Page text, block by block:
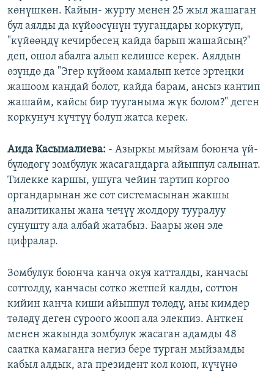
көнүшкөн. Кайын- журту менен 25 жыл жашаган
бул аялды да күйөөсүнүн туугандары коркутуп,
"күйөөңдү кечирбесең кайда барып жашайсың?"
деп, ошол абалга алып келишсе керек. Аялдын
өзүндө да "Эгер күйөөм камалып кетсе эртеңки
жашоом кандай болот, кайда барам, ансыз кантип
жашайм, кайсы бир тууганыма жүк болом?" деген
коркунуч күчтүү болуп жатса керек.
Аида Касымалиева: - Азыркы мыйзам боюнча үй-
бүлөдөгү зомбулук жасагандарга айыппул салынат.
Тилекке каршы, ушуга чейин тартип коргоо
органдарынан же сот системасынан жакшы
аналитиканы жана чечүү жолдору тууралуу
сунушту ала албай жатабыз. Баары жөн эле
цифралар.
Зомбулук боюнча канча окуя катталды, канчасы
соттолду, канчасы сотко жетпей калды, соттон
кийин канча киши айыппул төлөдү, аны кимдер
төлөдү деген суроого жооп ала элекпиз. Анткен
менен жакында зомбулук жасаган адамды 48
саатка камаганга негиз бере турган мыйзамды
кабыл алдык, ага президент кол коюп, күчүнө